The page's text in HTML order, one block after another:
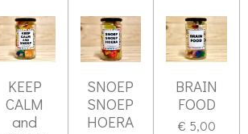
KEEP
CALM
and
SNOEP
SNOEP
HOERA
BRAIN
FOOD
€ 5,00